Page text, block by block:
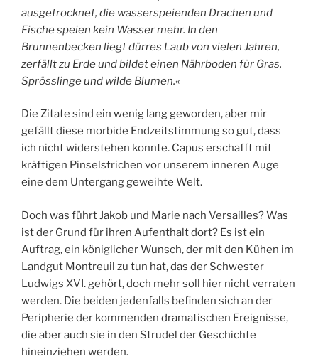
ausgetrocknet, die wasserspeienden Drachen und
Fische speien kein Wasser mehr. In den
Brunnenbecken liegt dürres Laub von vielen Jahren,
zerfällt zu Erde und bildet einen Nährboden für Gras,
Sprösslinge und wilde Blumen.«
Die Zitate sind ein wenig lang geworden, aber mir
gefällt diese morbide Endzeitstimmung so gut, dass
ich nicht widerstehen konnte. Capus erschafft mit
kräftigen Pinselstrichen vor unserem inneren Auge
eine dem Untergang geweihte Welt.
Doch was führt Jakob und Marie nach Versailles? Was
ist der Grund für ihren Aufenthalt dort? Es ist ein
Auftrag, ein königlicher Wunsch, der mit den Kühen im
Landgut Montreuil zu tun hat, das der Schwester
Ludwigs XVI. gehört, doch mehr soll hier nicht verraten
werden. Die beiden jedenfalls befinden sich an der
Peripherie der kommenden dramatischen Ereignisse,
die aber auch sie in den Strudel der Geschichte
hineinziehen werden.